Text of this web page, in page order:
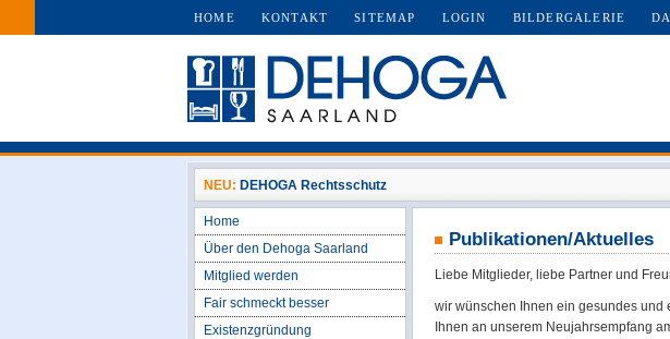
HOME KONTAKT SITEMAP LOGIN BILDERGALERIE
NEU: DEHOGA Rechtsschutz
Home
Über den Dehoga Saarland
Mitglied werden
Fair schmeckt besser
Existenzgründung
Publikationen/Aktuelles
Liebe Mitglieder, liebe Partner und
wir wünschen Ihnen ein gesundes und
Ihnen an unserem Neujahrsempfang